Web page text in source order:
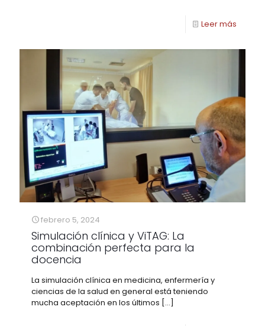
Leer más
febrero 5, 2024
Simulación clínica y ViTAG: La
combinación perfecta para la
docencia
La simulación clínica en medicina, enfermería y
ciencias de la salud en general está teniendo
mucha aceptación en los últimos […]